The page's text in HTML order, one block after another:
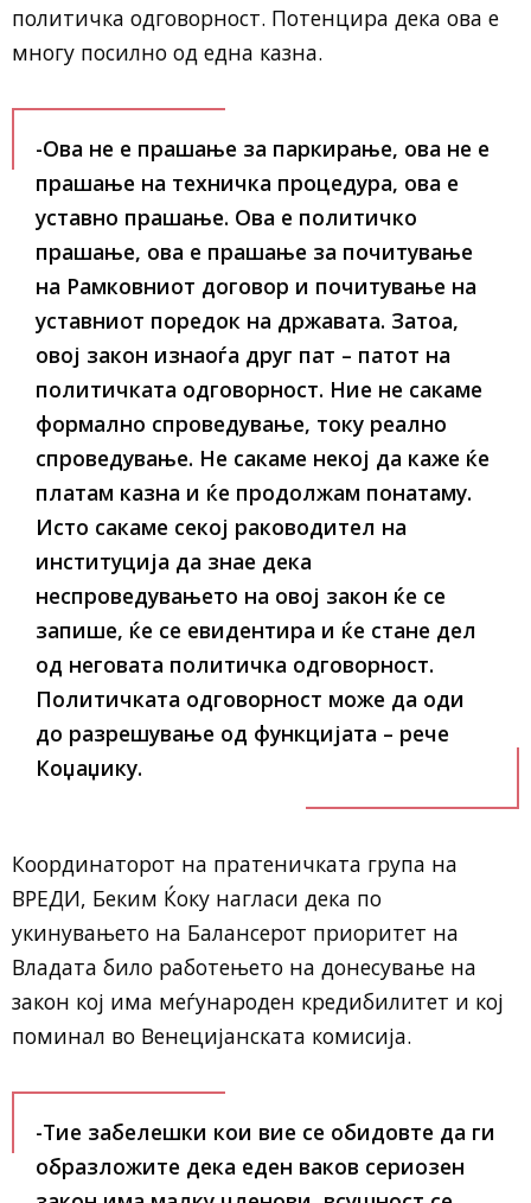
политичка одговорност. Потенцира дека ова е
многу посилно од една казна.
-Ова не е прашање за паркирање, ова не е
прашање на техничка процедура, ова е
уставно прашање. Ова е политичко
прашање, ова е прашање за почитување
на Рамковниот договор и почитување на
уставниот поредок на државата. Затоа,
овој закон изнаоѓа друг пат – патот на
политичката одговорност. Ние не сакаме
формално спроведување, току реално
спроведување. Не сакаме некој да каже ќе
платам казна и ќе продолжам понатаму.
Исто сакаме секој раководител на
институција да знае дека
неспроведувањето на овој закон ќе се
запише, ќе се евидентира и ќе стане дел
од неговата политичка одговорност.
Политичката одговорност може да оди
до разрешување од функцијата – рече
Коџаџику.
Координаторот на пратеничката група на
ВРЕДИ, Беким Ќоку нагласи дека по
укинувањето на Балансерот приоритет на
Владата било работењето на донесување на
закон кој има меѓународен кредибилитет и кој
поминал во Венецијанската комисија.
-Тие забелешки кои вие се обидовте да ги
образложите дека еден ваков сериозен